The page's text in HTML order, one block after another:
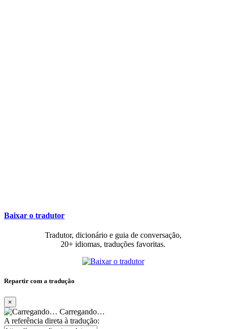
Baixar o tradutor
Tradutor, dicionário e guia de conversação,
20+ idiomas, traduções favoritas.
Repartir com a tradução
×
Carregando…
A referência direta à tradução: